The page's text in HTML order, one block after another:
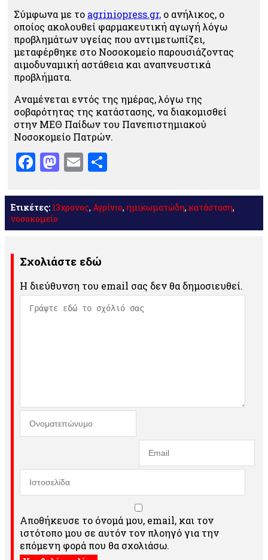
Σύμφωνα με το agriniopress.gr, ο ανήλικος, ο
οποίος ακολουθεί φαρμακευτική αγωγή λόγω
προβλημάτων υγείας που αντιμετωπίζει,
μεταφέρθηκε στο Νοσοκομείο παρουσιάζοντας
αιμοδυναμική αστάθεια και αναπνευστικά
προβλήματα.
Αναμένεται εντός της ημέρας, λόγω της
σοβαρότητας της κατάστασης, να διακομισθεί
στην ΜΕΘ Παίδων του Πανεπιστημιακού
Νοσοκομείο Πατρών.
Facebook
Mastodon
Email
Ετικέτες: 13χρονος, Αγρίνιο, ημικωματώδη, κατάσταση,
νοσοκομείο
Σχολιάστε εδώ
Η διεύθυνση του email σας δεν θα δημοσιευθεί.
Αποθήκευσε το όνομά μου, email, και τον
ιστότοπο μου σε αυτόν τον πλοηγό για την
επόμενη φορά που θα σχολιάσω.